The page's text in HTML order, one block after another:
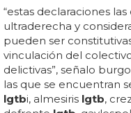
“estas declaraciones
ultraderecha y
pueden ser
vinculación del
delictivas”, señalo
las que se encuentran
lgtbi, almesiris lgtb,